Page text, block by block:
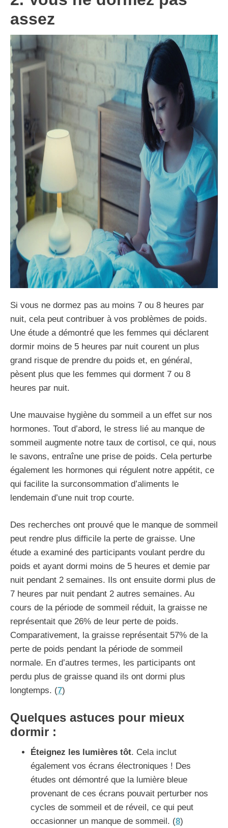
assez
Si vous ne dormez pas au moins 7 ou 8 heures par
nuit, cela peut contribuer à vos problèmes de poids.
Une étude a démontré que les femmes qui déclarent
dormir moins de 5 heures par nuit courent un plus
grand risque de prendre du poids et, en général,
pèsent plus que les femmes qui dorment 7 ou 8
heures par nuit.
Une mauvaise hygiène du sommeil a un effet sur nos
hormones. Tout d’abord, le stress lié au manque de
sommeil augmente notre taux de cortisol, ce qui, nous
le savons, entraîne une prise de poids. Cela perturbe
également les hormones qui régulent notre appétit, ce
qui facilite la surconsommation d’aliments le
lendemain d’une nuit trop courte.
Des recherches ont prouvé que le manque de sommeil
peut rendre plus difficile la perte de graisse. Une
étude a examiné des participants voulant perdre du
poids et ayant dormi moins de 5 heures et demie par
nuit pendant 2 semaines. Ils ont ensuite dormi plus de
7 heures par nuit pendant 2 autres semaines. Au
cours de la période de sommeil réduit, la graisse ne
représentait que 26% de leur perte de poids.
Comparativement, la graisse représentait 57% de la
perte de poids pendant la période de sommeil
normale. En d’autres termes, les participants ont
perdu plus de graisse quand ils ont dormi plus
longtemps. (7)
Quelques astuces pour mieux
dormir :
Éteignez les lumières tôt. Cela inclut
également vos écrans électroniques ! Des
études ont démontré que la lumière bleue
provenant de ces écrans pouvait perturber nos
cycles de sommeil et de réveil, ce qui peut
occasionner un manque de sommeil. (8)